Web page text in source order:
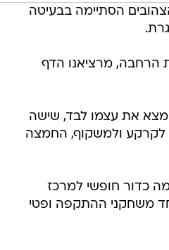
הצהובים הסתיימה בבעיטה
הרחבה, מרציאנו הדף
זהבי מצא את עצמו לבד, שישה
לקרקע ולמשקוף, החמצה
כדור חופשי למרכז
משחקני ההתקפה ופטי